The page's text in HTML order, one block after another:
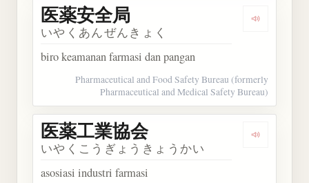
Dengarkan
医薬安全局
いやくあんぜんきょく
biro keamanan farmasi dan pangan
Pharmaceutical and Food Safety Bureau (formerly
Pharmaceutical and Medical Safety Bureau)
Dengarkan
医薬工業協会
いやくこうぎょうきょうかい
asosiasi industri farmasi